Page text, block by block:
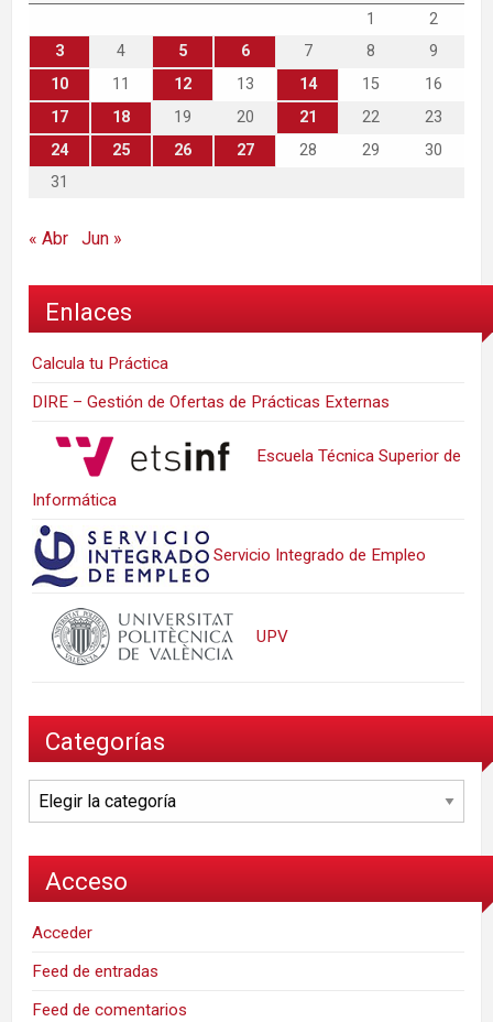
1
2
3
4 5 6 7 8
9
10
11 12 13 14 15
16
17
18 19 20 21 22
23
24
25 26 27 28 29
30
31
« Abr Jun »
Enlaces
Calcula tu Práctica
DIRE – Gestión de Ofertas de Prácticas Externas
Escuela Técnica Superior de
Informática
Servicio Integrado de Empleo
UPV
Categorías
Categorías
Acceso
Acceder
Feed de entradas
Feed de comentarios